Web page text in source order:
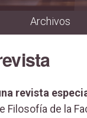
Archivos
revista
Filosofía de la